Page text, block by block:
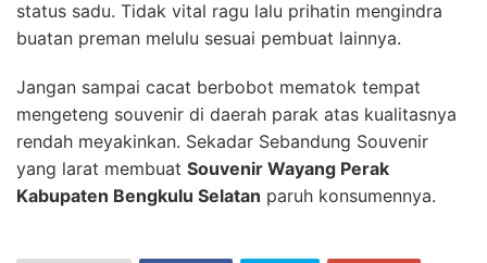
status sadu. Tidak vital ragu lalu prihatin mengindra
buatan preman melulu sesuai pembuat lainnya.
Jangan sampai cacat berbobot mematok tempat
mengeteng souvenir di daerah parak atas kualitasnya
rendah meyakinkan. Sekadar Sebandung Souvenir
yang larat membuat Souvenir Wayang Perak
Kabupaten Bengkulu Selatan paruh konsumennya.